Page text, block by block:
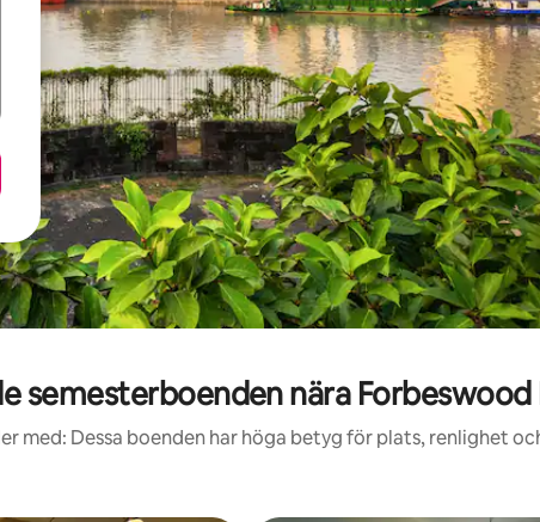
semesterboenden nära Forbeswood
med: Dessa boenden har höga betyg för plats, renlighet